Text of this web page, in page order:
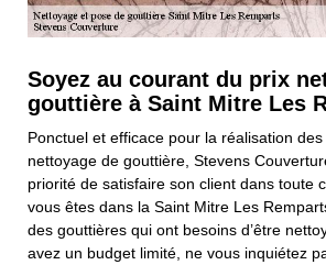
Soyez au courant du prix
gouttière à Saint Mitre Les
Ponctuel et efficace pour la réalisation
nettoyage de gouttière, Stevens
priorité de satisfaire son client dans toute
vous êtes dans la Saint Mitre Les
des gouttières qui ont besoins d’être
avez un budget limité, ne vous inquiétez